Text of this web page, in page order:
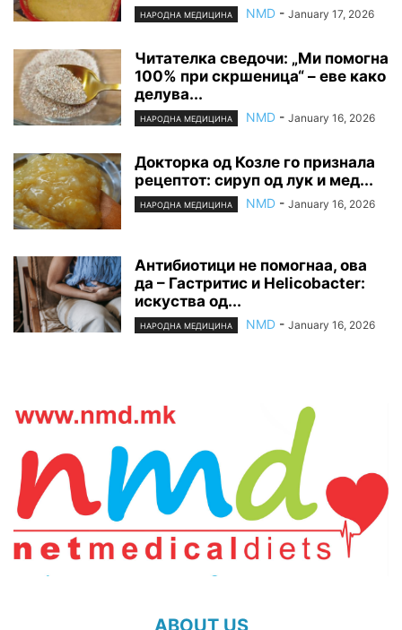
НАРОДНА МЕДИЦИНА NMD - January 17, 2026
Читателка сведочи: „Ми помогна
100% при скршеница“ – еве како
делува...
НАРОДНА МЕДИЦИНА NMD - January 16, 2026
Докторка од Козле го признала
рецептот: сируп од лук и мед...
НАРОДНА МЕДИЦИНА NMD - January 16, 2026
Антибиотици не помогнаа, ова
да – Гастритис и Helicobacter:
искуства од...
НАРОДНА МЕДИЦИНА NMD - January 16, 2026
ABOUT US